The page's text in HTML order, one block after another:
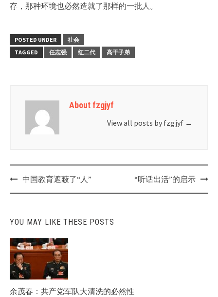
存，那种环境也必然造就了那样的一批人。
POSTED UNDER
社会
TAGGED
任志强 红二代 高干子弟
About fzgjyf
View all posts by fzgjyf →
Post中国教育遮蔽了“人” “听话出活”的启示
YOU MAY LIKE THESE POSTS
余茂春：共产党军队大清洗的必然性